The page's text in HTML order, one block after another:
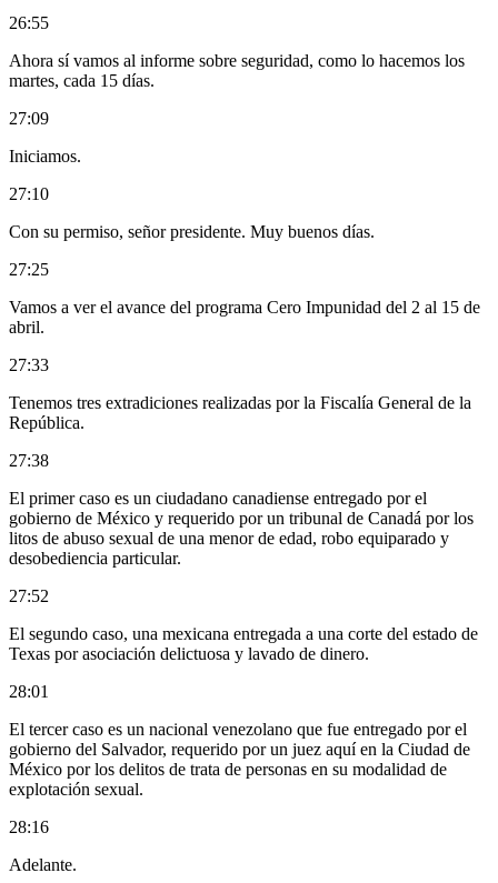
26:55
Ahora sí vamos al informe sobre seguridad, como lo hacemos los
martes, cada 15 días.
27:09
Iniciamos.
27:10
Con su permiso, señor presidente. Muy buenos días.
27:25
Vamos a ver el avance del programa Cero Impunidad del 2 al 15 de
abril.
27:33
Tenemos tres extradiciones realizadas por la Fiscalía General de la
República.
27:38
El primer caso es un ciudadano canadiense entregado por el
gobierno de México y requerido por un tribunal de Canadá por los
litos de abuso sexual de una menor de edad, robo equiparado y
desobediencia particular.
27:52
El segundo caso, una mexicana entregada a una corte del estado de
Texas por asociación delictuosa y lavado de dinero.
28:01
El tercer caso es un nacional venezolano que fue entregado por el
gobierno del Salvador, requerido por un juez aquí en la Ciudad de
México por los delitos de trata de personas en su modalidad de
explotación sexual.
28:16
Adelante.